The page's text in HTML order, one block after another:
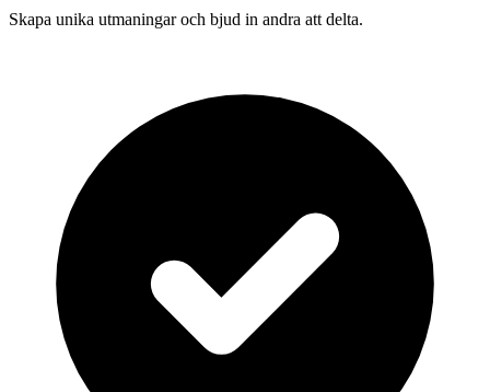
Skapa unika utmaningar och bjud in andra att delta.